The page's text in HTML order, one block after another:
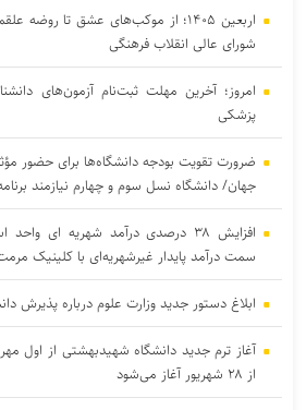
اربعین ۱۴۰۵؛ از موکب‌های عشق تا روضه
شورای عالی انقلاب فرهنگی
امروز؛ آخرین مهلت ثبت‌نام آزمون‌های
پزشکی
ضرورت تقویت بودجه دانشگاه‌ها برای حضور
جهان/ دانشگاه نسل سوم و چهارم نیازمند
افزایش ۳۸ درصدی درآمد شهریه ای
سمت درآمد پایدار غیرشهریه‌ای با کلینیک
ابلاغ دستور جدید وزارت علوم درباره پذیرش
آغاز ترم جدید دانشگاه شهیدبهشتی از اول
از ۲۸ شهریور آغاز می‌شود